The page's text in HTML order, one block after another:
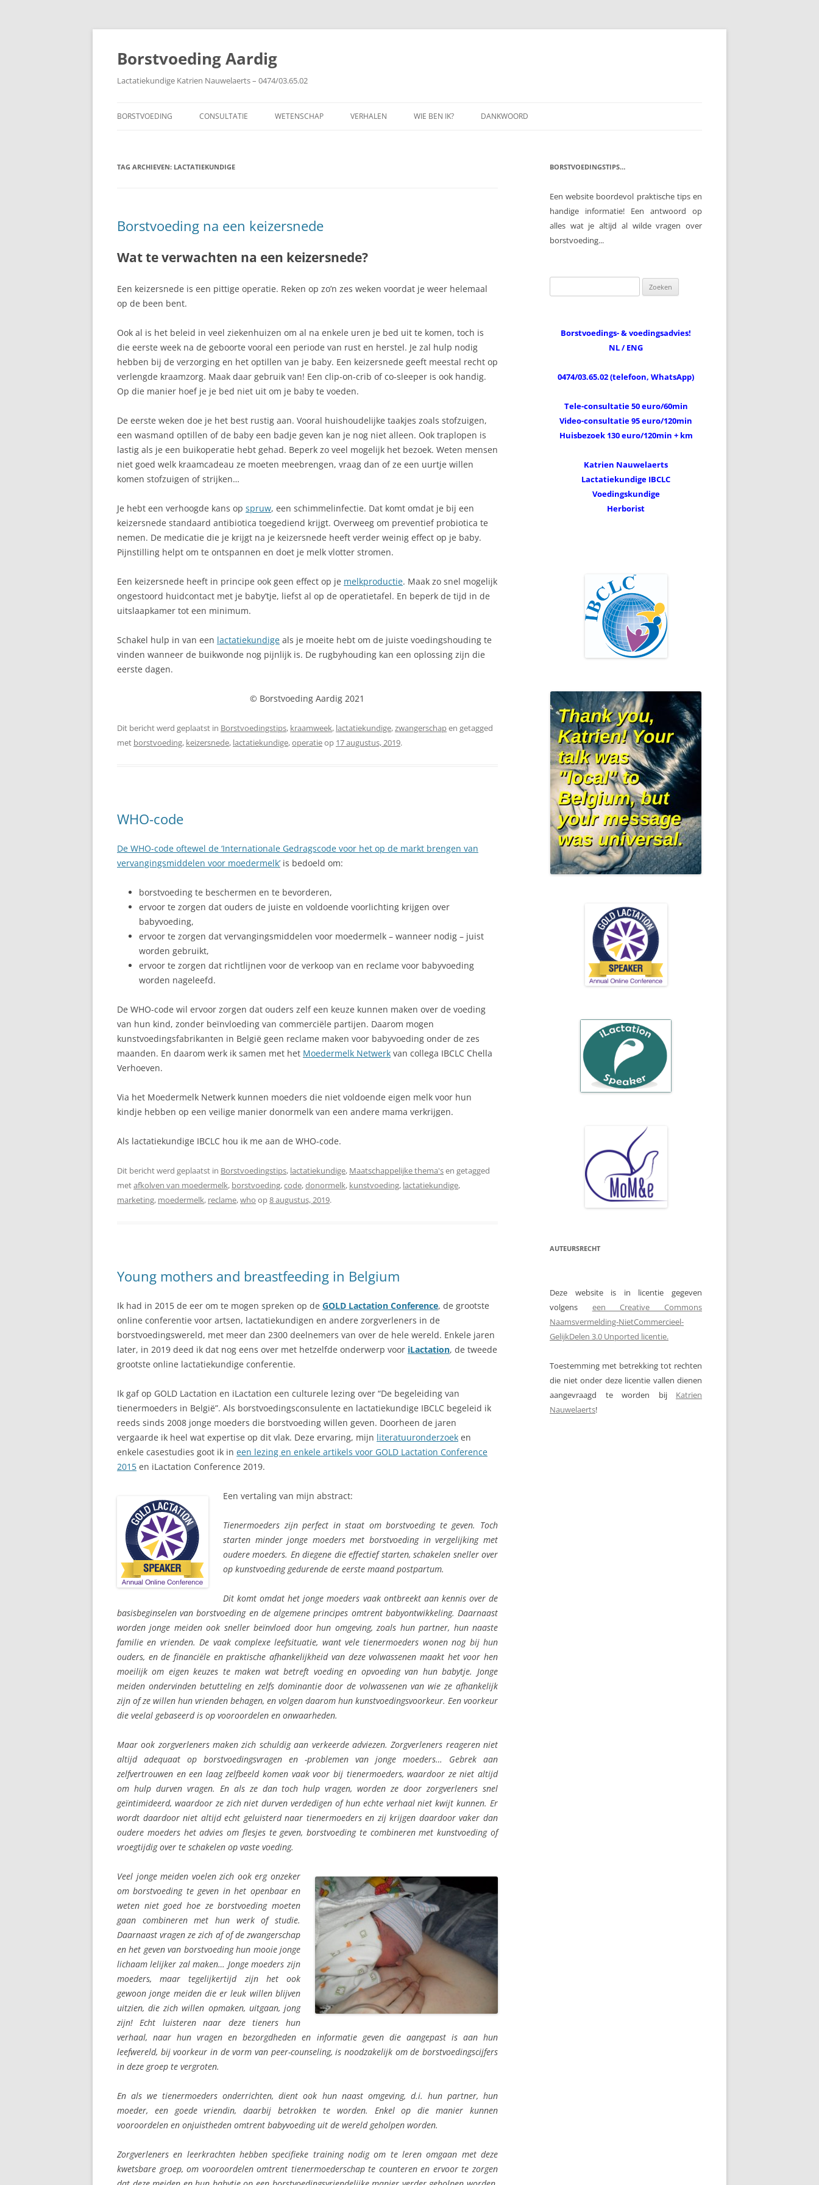
Ga
inhoud
Borstvoeding Aardig
Lactatiekundige Katrien Nauwelaerts – 0474/03.65.02
BORSTVOEDING
AFBOUWEN
BORSTONTSTEKING
FEESTDAGEN
BORSTVOEDING IN HET
OPENBAAR
BORSTWEIGEREN
FLES WEIGEREN
GEWICHT VAN MAMA
GEZIN
KRAAMWEEK
MELKPRODUCTIE
REFLUX
REGELDAGEN
SPRUW
TOESCHIETREFLEX
TWEELING
VASTE VOEDING
VOEDING VAN MAMA
VOLLE BORSTEN
ZWANGERSCHAP
CONSULTATIE WETENSCHAP VERHALEN WIE BEN IK? DANKWOORD
TAG ARCHIEVEN: LACTATIEKUNDIGE
Borstvoeding na een keizersnede
Wat te verwachten na een keizersnede?
Een keizersnede is een pittige operatie. Reken op zo’n zes weken voordat je weer helemaal
op de been bent.
Ook al is het beleid in veel ziekenhuizen om al na enkele uren je bed uit te komen, toch is
die eerste week na de geboorte vooral een periode van rust en herstel. Je zal hulp nodig
hebben bij de verzorging en het optillen van je baby. Een keizersnede geeft meestal recht op
verlengde kraamzorg. Maak daar gebruik van! Een clip-on-crib of co-sleeper is ook handig.
Op die manier hoef je je bed niet uit om je baby te voeden.
De eerste weken doe je het best rustig aan. Vooral huishoudelijke taakjes zoals stofzuigen,
een wasmand optillen of de baby een badje geven kan je nog niet alleen. Ook traplopen is
lastig als je een buikoperatie hebt gehad. Beperk zo veel mogelijk het bezoek. Weten mensen
niet goed welk kraamcadeau ze moeten meebrengen, vraag dan of ze een uurtje willen
komen stofzuigen of strijken…
Je hebt een verhoogde kans op spruw, een schimmelinfectie. Dat komt omdat je bij een
keizersnede standaard antibiotica toegediend krijgt. Overweeg om preventief probiotica te
nemen. De medicatie die je krijgt na je keizersnede heeft verder weinig effect op je baby.
Pijnstilling helpt om te ontspannen en doet je melk vlotter stromen.
Een keizersnede heeft in principe ook geen effect op je melkproductie. Maak zo snel mogelijk
ongestoord huidcontact met je baby’tje, liefst al op de operatietafel. En beperk de tijd in de
uitslaapkamer tot een minimum.
Schakel hulp in van een lactatiekundige als je moeite hebt om de juiste voedingshouding te
vinden wanneer de buikwonde nog pijnlijk is. De rugbyhouding kan een oplossing zijn die
eerste dagen.
© Borstvoeding Aardig 2021
Dit bericht werd geplaatst in Borstvoedingstips, kraamweek, lactatiekundige,zwangerschapen getagged
met borstvoeding, keizersnede, lactatiekundige,operatieop 17 augustus, 2019.
WHO-code
De WHO-code oftewel de ‘Internationale Gedragscode voor het op de markt brengen van
vervangingsmiddelen voor moedermelk’ is bedoeld om:
borstvoeding te beschermen en te bevorderen,
ervoor te zorgen dat ouders de juiste en voldoende voorlichting krijgen over
babyvoeding,
ervoor te zorgen dat vervangingsmiddelen voor moedermelk – wanneer nodig – juist
worden gebruikt,
ervoor te zorgen dat richtlijnen voor de verkoop van en reclame voor babyvoeding
worden nageleefd.
De WHO-code wil ervoor zorgen dat ouders zelf een keuze kunnen maken over de voeding
van hun kind, zonder beïnvloeding van commerciële partijen. Daarom mogen
kunstvoedingsfabrikanten in België geen reclame maken voor babyvoeding onder de zes
maanden. En daarom werk ik samen met het Moedermelk Netwerk van collega IBCLC Chella
Verhoeven.
Via het Moedermelk Netwerk kunnen moeders die niet voldoende eigen melk voor hun
kindje hebben op een veilige manier donormelk van een andere mama verkrijgen.
Als lactatiekundige IBCLC hou ik me aan de WHO-code.
Dit bericht werd geplaatst in Borstvoedingstips, lactatiekundige, Maatschappelijke thema'sen getagged
metafkolven van moedermelk, borstvoeding,code,donormelk, kunstvoeding, lactatiekundige,
marketing, moedermelk, reclame,who op8 augustus, 2019.
Young mothers and breastfeeding in Belgium
Ik had in 2015 de eer om te mogen spreken op de GOLD Lactation Conference, de grootste
online conferentie voor artsen, lactatiekundigen en andere zorgverleners in de
borstvoedingswereld, met meer dan 2300 deelnemers van over de hele wereld. Enkele jaren
later, in 2019 deed ik dat nog eens over met hetzelfde onderwerp voor iLactation, de tweede
grootste online lactatiekundige conferentie.
Ik gaf op GOLD Lactation en iLactation een culturele lezing over “De begeleiding van
tienermoeders in België”. Als borstvoedingsconsulente en lactatiekundige IBCLC begeleid ik
reeds sinds 2008 jonge moeders die borstvoeding willen geven. Doorheen de jaren
vergaarde ik heel wat expertise op dit vlak. Deze ervaring, mijn literatuuronderzoek en
enkele casestudies goot ik in een lezing en enkele artikels voor GOLD Lactation Conference
2015 en iLactation Conference 2019.
Een vertaling van mijn abstract:
Tienermoeders zijn perfect in staat om borstvoeding te geven. Toch
starten minder jonge moeders met borstvoeding in vergelijking met
oudere moeders. En diegene die effectief starten, schakelen sneller over
op kunstvoeding gedurende de eerste maand postpartum.
Dit komt omdat het jonge moeders vaak ontbreekt aan kennis over de
basisbeginselen van borstvoeding en de algemene principes omtrent babyontwikkeling. Daarnaast
worden jonge meiden ook sneller beïnvloed door hun omgeving, zoals hun partner, hun naaste
familie en vrienden. De vaak complexe leefsituatie, want vele tienermoeders wonen nog bij hun
ouders, en de financiële en praktische afhankelijkheid van deze volwassenen maakt het voor hen
moeilijk om eigen keuzes te maken wat betreft voeding en opvoeding van hun babytje. Jonge
meiden ondervinden betutteling en zelfs dominantie door de volwassenen van wie ze afhankelijk
zijn of ze willen hun vrienden behagen, en volgen daarom hun kunstvoedingsvoorkeur. Een voorkeur
die veelal gebaseerd is op vooroordelen en onwaarheden.
Maar ook zorgverleners maken zich schuldig aan verkeerde adviezen. Zorgverleners reageren niet
altijd adequaat op borstvoedingsvragen en -problemen van jonge moeders… Gebrek aan
zelfvertrouwen en een laag zelfbeeld komen vaak voor bij tienermoeders, waardoor ze niet altijd
om hulp durven vragen. En als ze dan toch hulp vragen, worden ze door zorgverleners snel
geïntimideerd, waardoor ze zich niet durven verdedigen of hun echte verhaal niet kwijt kunnen. Er
wordt daardoor niet altijd echt geluisterd naar tienermoeders en zij krijgen daardoor vaker dan
oudere moeders het advies om flesjes te geven, borstvoeding te combineren met kunstvoeding of
vroegtijdig over te schakelen op vaste voeding.
Veel jonge meiden voelen zich ook erg onzeker
om borstvoeding te geven in het openbaar en
weten niet goed hoe ze borstvoeding moeten
gaan combineren met hun werk of studie.
Daarnaast vragen ze zich af of de zwangerschap
en het geven van borstvoeding hun mooie jonge
lichaam lelijker zal maken… Jonge moeders zijn
moeders, maar tegelijkertijd zijn het ook
gewoon jonge meiden die er leuk willen blijven
uitzien, die zich willen opmaken, uitgaan, jong
zijn! Echt luisteren naar deze tieners hun
verhaal, naar hun vragen en bezorgdheden en informatie geven die aangepast is aan hun
leefwereld, bij voorkeur in de vorm van peer-counseling, is noodzakelijk om de borstvoedingscijfers
in deze groep te vergroten.
En als we tienermoeders onderrichten, dient ook hun naast omgeving, d.i. hun partner, hun
moeder, een goede vriendin, daarbij betrokken te worden. Enkel op die manier kunnen
vooroordelen en onjuistheden omtrent babyvoeding uit de wereld geholpen worden.
Zorgverleners en leerkrachten hebben specifieke training nodig om te leren omgaan met deze
kwetsbare groep, om vooroordelen omtrent tienermoederschap te counteren en ervoor te zorgen
BORSTVOEDINGSTIPS…
Een website boordevol praktische tips en
handige informatie! Een antwoord op
alles wat je altijd al wilde vragen over
borstvoeding...
naar:
Borstvoedings- & voedingsadvies!
NL / ENG
0474/03.65.02 (telefoon, WhatsApp)
Tele-consultatie 50 euro/60min
Video-consultatie 95 euro/120min
Huisbezoek 130 euro/120min + km
Katrien Nauwelaerts
Lactatiekundige IBCLC
Voedingskundige
Herborist
AUTEURSRECHT
Deze website is in licentie gegeven
volgens een Creative Commons
Naamsvermelding-NietCommercieel-
GelijkDelen 3.0 Unported licentie.
Toestemming met betrekking tot rechten
die niet onder deze licentie vallen dienen
aangevraagd te worden bij Katrien
Nauwelaerts!